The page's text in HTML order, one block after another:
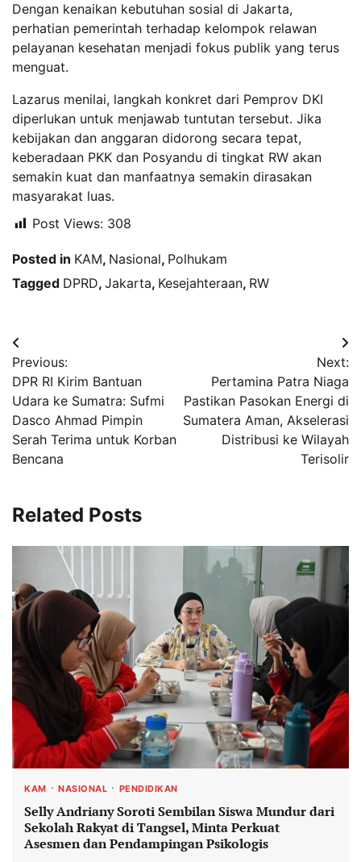
Dengan kenaikan kebutuhan sosial di Jakarta,
perhatian pemerintah terhadap kelompok relawan
pelayanan kesehatan menjadi fokus publik yang terus
menguat.
Lazarus menilai, langkah konkret dari Pemprov DKI
diperlukan untuk menjawab tuntutan tersebut. Jika
kebijakan dan anggaran didorong secara tepat,
keberadaan PKK dan Posyandu di tingkat RW akan
semakin kuat dan manfaatnya semakin dirasakan
masyarakat luas.
Post Views: 308
Posted in KAM, Nasional, Polhukam
Tagged DPRD, Jakarta, Kesejahteraan, RW
Navigasi
pos
Previous:
DPR RI Kirim Bantuan
Udara ke Sumatra: Sufmi
Dasco Ahmad Pimpin
Serah Terima untuk Korban
Bencana
Next:
Pertamina Patra Niaga
Pastikan Pasokan Energi di
Sumatera Aman, Akselerasi
Distribusi ke Wilayah
Terisolir
Related Posts
KAM NASIONAL PENDIDIKAN
Selly Andriany Soroti Sembilan Siswa Mundur dari
Sekolah Rakyat di Tangsel, Minta Perkuat
Asesmen dan Pendampingan Psikologis